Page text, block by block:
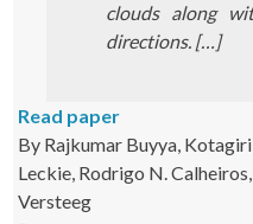
clouds along
directions. […]
Read paper
By Rajkumar Buyya,
Leckie, Rodrigo N.
Versteeg